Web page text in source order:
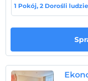
Otelimiz denize araç
kumdan oluşan
plaj şemsiyesi, duş
– Otel arası transfer
1 Pokój, 2 Dorośli ludzie